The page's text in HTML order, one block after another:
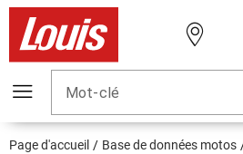
Mot-clé
Page d'accueil Base de données motos